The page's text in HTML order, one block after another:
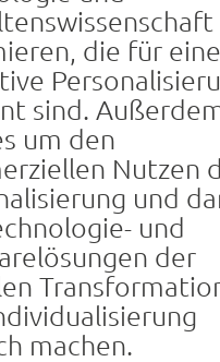
die für eine
sind.
um den
Nutzen
und
und
der
machen.